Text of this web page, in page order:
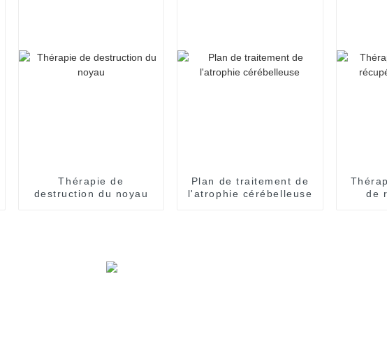
Thérapie de
destruction du noyau
Plan de traitement de
l'atrophie cérébelleuse
de